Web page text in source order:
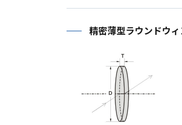
精密薄型ラウンドウィ